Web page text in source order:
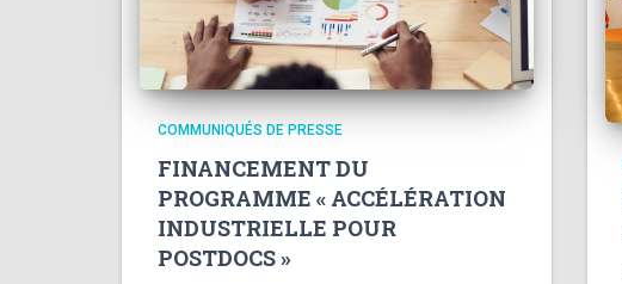
COMMUNIQUÉS DE PRESSE
FINANCEMENT DU
PROGRAMME « ACCÉLÉRATION
INDUSTRIELLE POUR
POSTDOCS »